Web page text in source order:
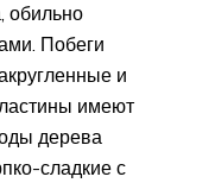
обильно
Побеги
и
имеют
дерева
сладкие с